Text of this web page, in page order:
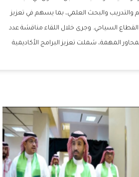
والتدريب والبحث العلمي، بما يسهم في تعزيز
السياحي. وجرى خلال اللقاء مناقشة عدد
المهمة، شملت تعزيز البرامج الأكاديمية